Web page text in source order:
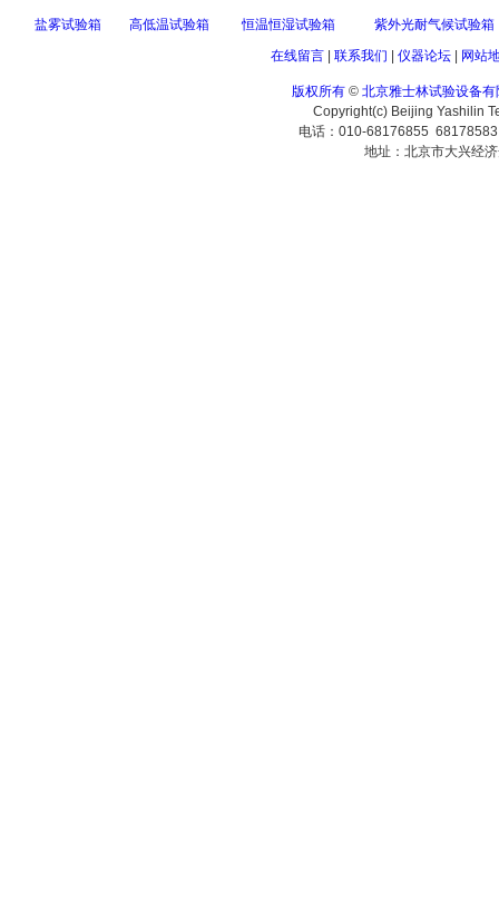
盐雾试验箱 高低温试验箱 恒温恒湿试验箱
紫外光耐气候试验箱
在线留言| 联系我们 仪器论坛| 网站
版权所有 © 北京雅士林试验设备有
Copyright(c) Beijing Yashilin
电话：010-68176855
地址：北京市大兴经